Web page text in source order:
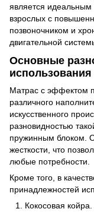
является идеальным
взрослых с
позвоночником и
двигательной
Основные
Матрас с эффектом
различного
искусственного
разновидностью
пружинным блоком.
жесткости, что
любые потребности.
Кроме того, в
принадлежностей
Кокосовая